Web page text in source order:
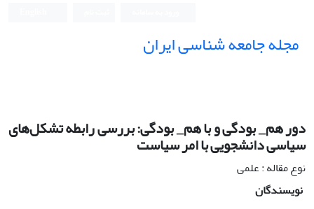
مجله جامعه شناسی ایران
دور هم_ بودگی و با هم_ بودگی: بررسی رابطه تشکل‌های
سیاسی دانشجویی با امر سیاست
نوع مقاله : علمی
نویسندگان